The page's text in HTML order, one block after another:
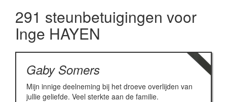
291 steunbetuigingen voor
Inge HAYEN
Gaby Somers
Mijn innige deelneming bij het droeve overlijden van
jullie geliefde. Veel sterkte aan de familie.